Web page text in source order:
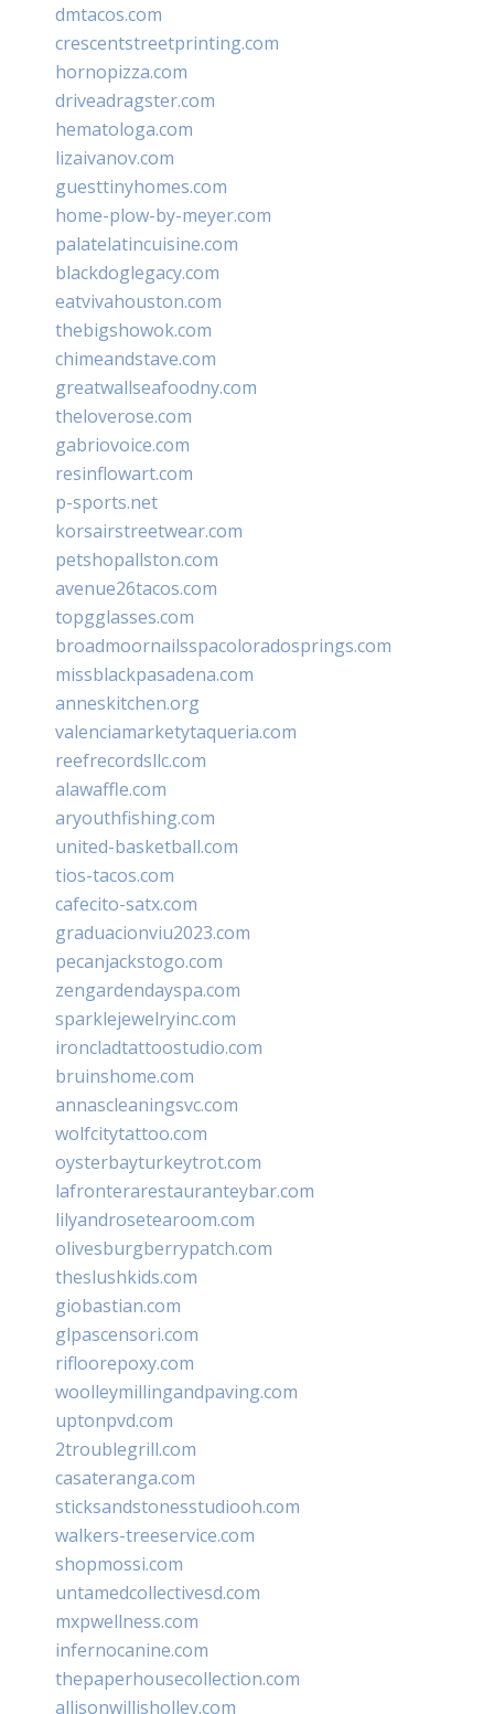
dmtacos.com
crescentstreetprinting.com
hornopizza.com
driveadragster.com
hematologa.com
lizaivanov.com
guesttinyhomes.com
home-plow-by-meyer.com
palatelatincuisine.com
blackdoglegacy.com
eatvivahouston.com
thebigshowok.com
chimeandstave.com
greatwallseafoodny.com
theloverose.com
gabriovoice.com
resinflowart.com
p-sports.net
korsairstreetwear.com
petshopallston.com
avenue26tacos.com
topgglasses.com
broadmoornailsspacoloradosprings.com
missblackpasadena.com
anneskitchen.org
valenciamarketytaqueria.com
reefrecordsllc.com
alawaffle.com
aryouthfishing.com
united-basketball.com
tios-tacos.com
cafecito-satx.com
graduacionviu2023.com
pecanjackstogo.com
zengardendayspa.com
sparklejewelryinc.com
ironcladtattoostudio.com
bruinshome.com
annascleaningsvc.com
wolfcitytattoo.com
oysterbayturkeytrot.com
lafronterarestauranteybar.com
lilyandrosetearoom.com
olivesburgberrypatch.com
theslushkids.com
giobastian.com
glpascensori.com
rifloorepoxy.com
woolleymillingandpaving.com
uptonpvd.com
2troublegrill.com
casateranga.com
sticksandstonesstudiooh.com
walkers-treeservice.com
shopmossi.com
untamedcollectivesd.com
mxpwellness.com
infernocanine.com
thepaperhousecollection.com
allisonwillisholley.com